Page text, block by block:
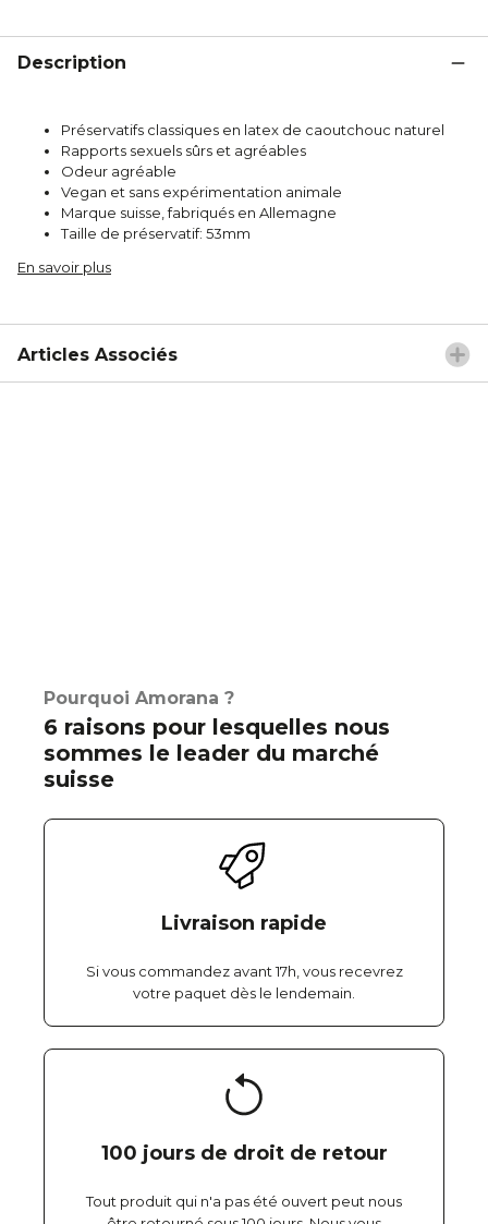
Description
Préservatifs classiques en latex de caoutchouc naturel
Rapports sexuels sûrs et agréables
Odeur agréable
Vegan et sans expérimentation animale
Marque suisse, fabriqués en Allemagne
Taille de préservatif: 53mm
En savoir plus
Articles Associés
Pourquoi Amorana ?
6 raisons pour lesquelles nous
sommes le leader du marché
suisse
Livraison rapide
Si vous commandez avant 17h, vous recevrez
votre paquet dès le lendemain.
100 jours de droit de retour
Tout produit qui n'a pas été ouvert peut nous